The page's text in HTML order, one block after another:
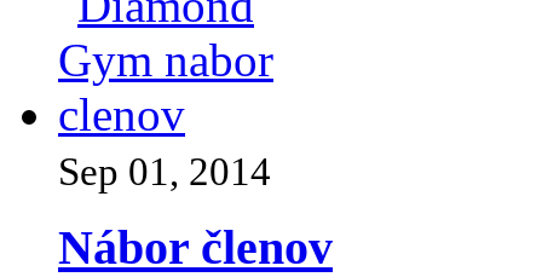
Sep 01, 2014
Nábor členov